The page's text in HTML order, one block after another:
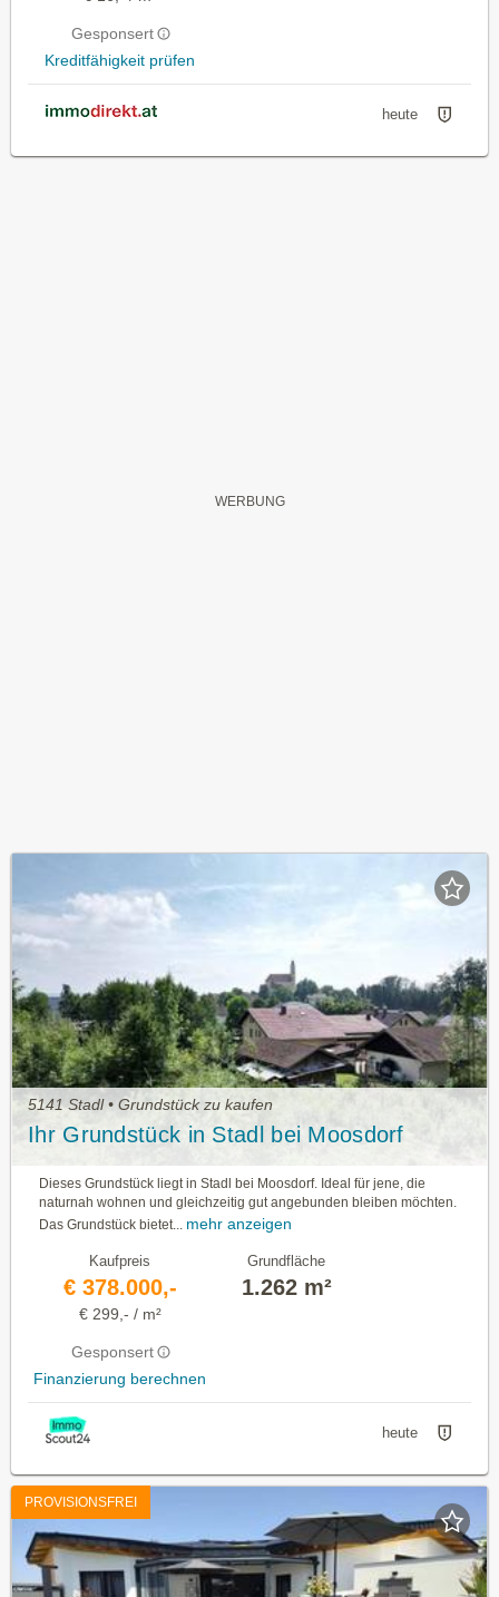
Gesponsert
Kreditfähigkeit prüfen
heute
5141 Stadl • Grundstück zu kaufen
Ihr Grundstück in Stadl bei Moosdorf
Dieses Grundstück liegt in Stadl bei Moosdorf. Ideal für jene, die
naturnah wohnen und gleichzeitig gut angebunden bleiben möchten.
Das Grundstück bietet...
mehr anzeigen
Kaufpreis
€ 378.000,-
€ 299,- / m²
Gesponsert
Finanzierung berechnen
Grundfläche
1.262 m²
heute
PROVISIONSFREI